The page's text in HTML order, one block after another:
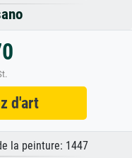
d'art
la peinture: 1447